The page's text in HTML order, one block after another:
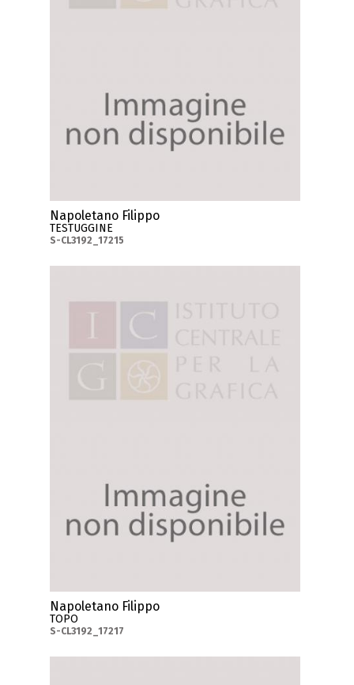
Napoletano Filippo
TESTUGGINE
S-CL3192_17215
Napoletano Filippo
TOPO
S-CL3192_17217